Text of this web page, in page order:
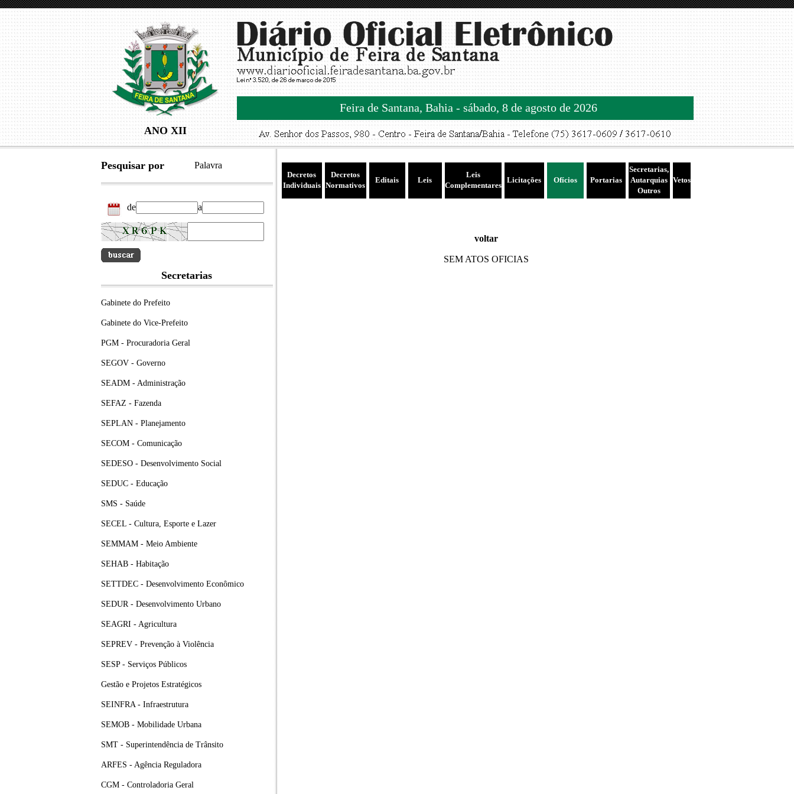
ANO XII
Feira de Santana, Bahia - sábado, 8 de agosto de 2026
Pesquisar por Palavra
de a
Secretarias
Gabinete do Prefeito
Gabinete do Vice-Prefeito
PGM - Procuradoria Geral
SEGOV - Governo
SEADM - Administração
SEFAZ - Fazenda
SEPLAN - Planejamento
SECOM - Comunicação
SEDESO - Desenvolvimento Social
SEDUC - Educação
SMS - Saúde
SECEL - Cultura, Esporte e Lazer
SEMMAM - Meio Ambiente
SEHAB - Habitação
SETTDEC - Desenvolvimento Econômico
SEDUR - Desenvolvimento Urbano
SEAGRI - Agricultura
SEPREV - Prevenção à Violência
SESP - Serviços Públicos
Gestão e Projetos Estratégicos
SEINFRA - Infraestrutura
SEMOB - Mobilidade Urbana
SMT - Superintendência de Trânsito
ARFES - Agência Reguladora
CGM - Controladoria Geral
Decretos
Individuais
Decretos
Normativos
Editais Leis
Leis
Complementares
Licitações Ofícios Portarias
Secretarias,
Autarquias
Outros
Vetos
voltar
SEM ATOS OFICIAS